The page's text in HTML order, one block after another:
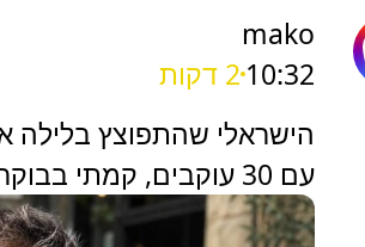
mako
10:32 2 דקות
הישראלי שהתפוצץ בלילה
עם 30 עוקבים, קמתי בבוקר עם אלפים"